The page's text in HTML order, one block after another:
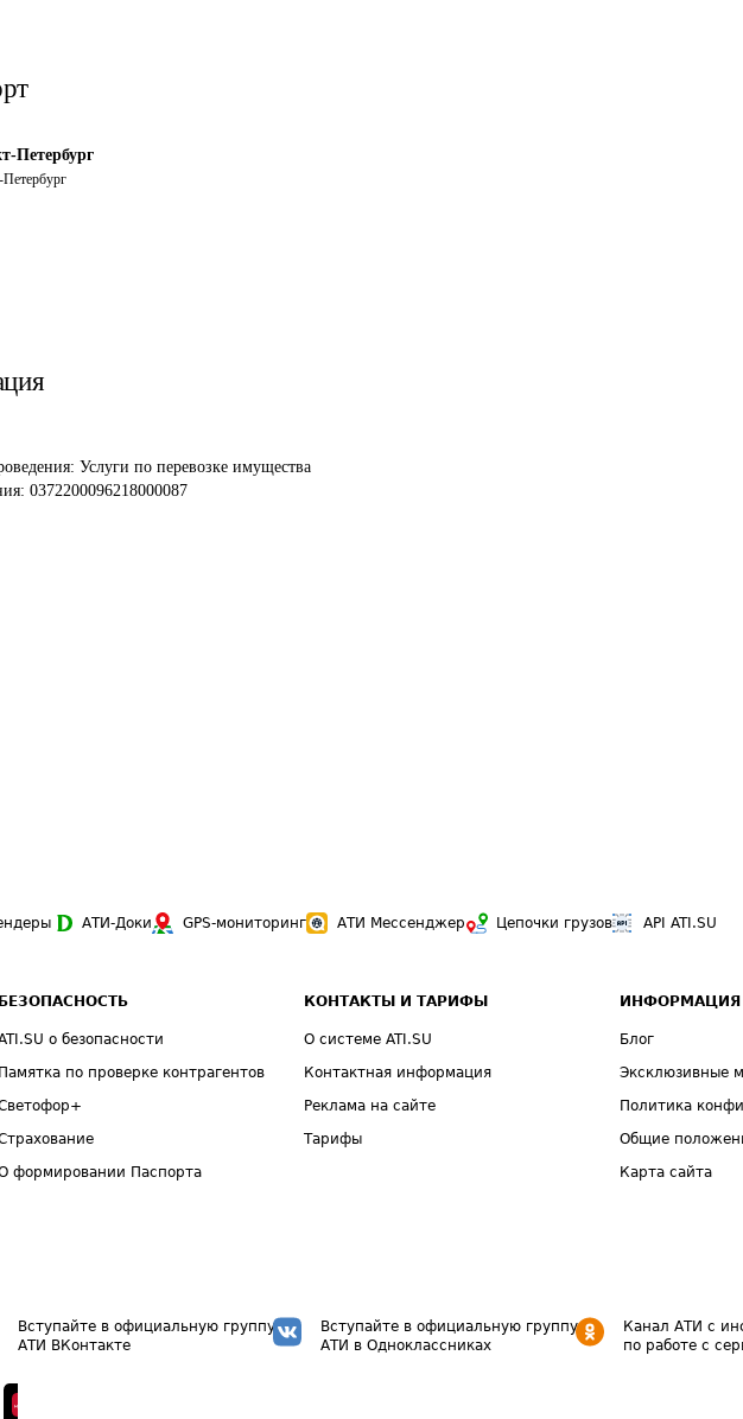
Петербург
Услуги по перевозке имущества
0372200096218000087
АТИ-Доки GPS-мониторинг АТИ Мессенджер Цепочки грузов API ATI.SU
БЕЗОПАСНОСТЬ
о безопасности
Памятка по проверке контрагентов
формировании Паспорта
КОНТАКТЫ И ТАРИФЫ
О системе ATI.SU
Контактная информация
Реклама на сайте
Тарифы
ИНФОРМАЦИЯ
Блог
Эксклюзивные
Политика
Общие
Карта сайта
Вступайте в официальную группу
АТИ ВКонтакте
Вступайте в официальную группу
АТИ в Одноклассниках
Канал АТИ с
по работе с